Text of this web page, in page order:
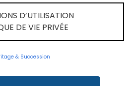
D’UTILISATION
DE VIE PRIVÉE
& Succession